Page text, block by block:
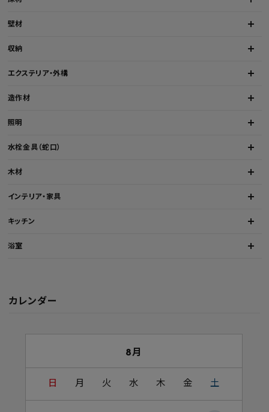
壁材
収納
エクステリア・外構
造作材
照明
水栓金具（蛇口）
木材
インテリア・家具
キッチン
浴室
カレンダー
8月
日 月 火 水 木 金 土